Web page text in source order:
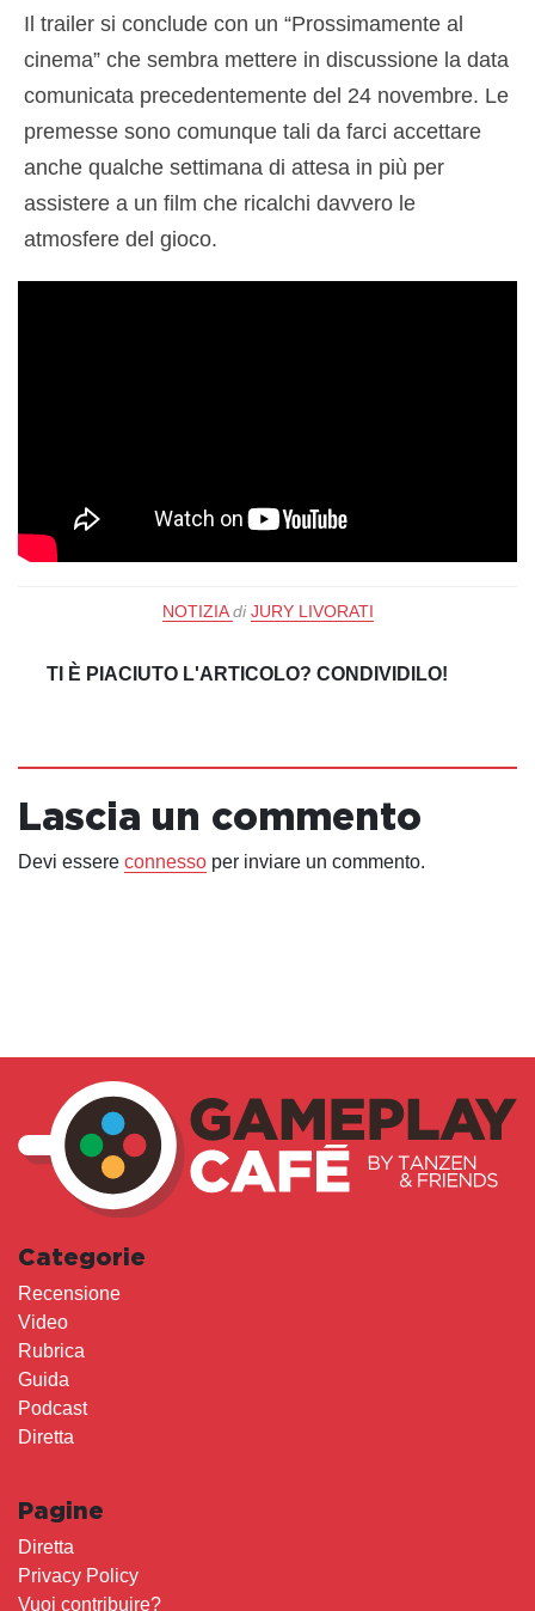
Il trailer si conclude con un “Prossimamente al
cinema” che sembra mettere in discussione la data
comunicata precedentemente del 24 novembre. Le
premesse sono comunque tali da farci accettare
anche qualche settimana di attesa in più per
assistere a un film che ricalchi davvero le
atmosfere del gioco.
NOTIZIA di JURY LIVORATI
TI È PIACIUTO L'ARTICOLO? CONDIVIDILO!
Lascia un commento
Devi essere connesso per inviare un commento.
Categorie
Recensione
Video
Rubrica
Guida
Podcast
Diretta
Pagine
Diretta
Privacy Policy
Vuoi contribuire?